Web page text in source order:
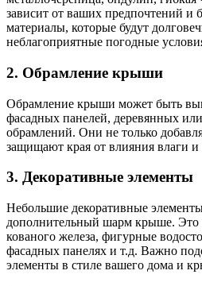
зависит от ваших предпочтений и
материалы, которые будут
неблагоприятные погодные
2. Обрамление крыши
Обрамление крыши может быть
фасадных панелей, деревянных
обрамлений. Они не только
защищают края от влияния влаги и
3. Декоративные элементы
Небольшие декоративные
дополнительный шарм крыше. Это
кованого железа, фигурные
фасадных панелях и т.д. Важно
элементы в стиле вашего дома и